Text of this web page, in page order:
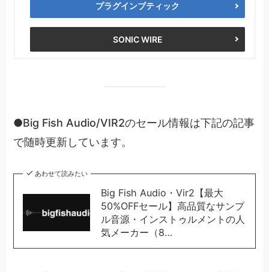
プラグインブティック
SONIC WIRE
●Big Fish Audio/VIR2のセール情報は下記の記事
で随時更新しています。
あわせて読みたい
Big Fish Audio・Vir2【最大
50%OFFセール】高品質なサンプ
ル音源・インストゥルメントの人
気メーカー（8…